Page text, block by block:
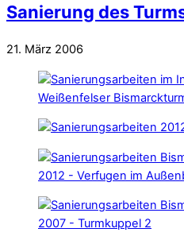
Sanierung des
21. März 2006